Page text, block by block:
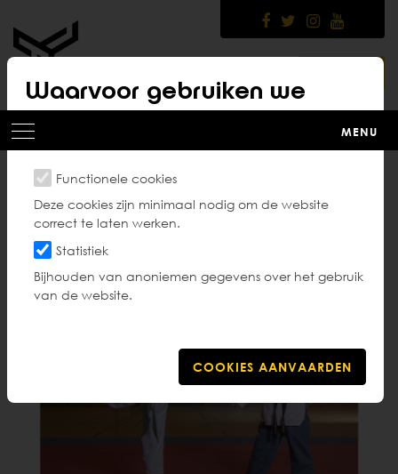
main
content
Waarvoor gebruiken we
cookies?
Functionele cookies
Deze cookies zijn minimaal nodig om de website
correct te laten werken.
Statistiek
Bijhouden van anoniemen gegevens over het gebruik
van de website.
MENU
Taekwondo - Passie
kent geen beperking